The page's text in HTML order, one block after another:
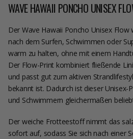
WAVE HAWAII PONCHO UNISEX
Der Wave Hawaii Poncho Unisex
nach dem Surfen, Schwimmen oder
warm zu halten, ohne mit einem
Der Flow-Print kombiniert fließende
und passt gut zum aktiven
bekannt ist. Dadurch ist dieser Unisex-
und Schwimmern gleichermaßen
Der weiche Frotteestoff nimmt das
sofort auf, sodass Sie sich nach einer